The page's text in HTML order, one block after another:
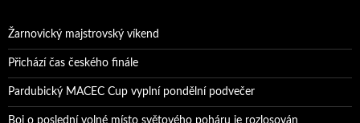
Žarnovický majstrovský víkend
Přichází čas českého finále
Pardubický MACEC Cup vyplní pondělní podvečer
Boj o poslední volné místo světového poháru je rozlosován